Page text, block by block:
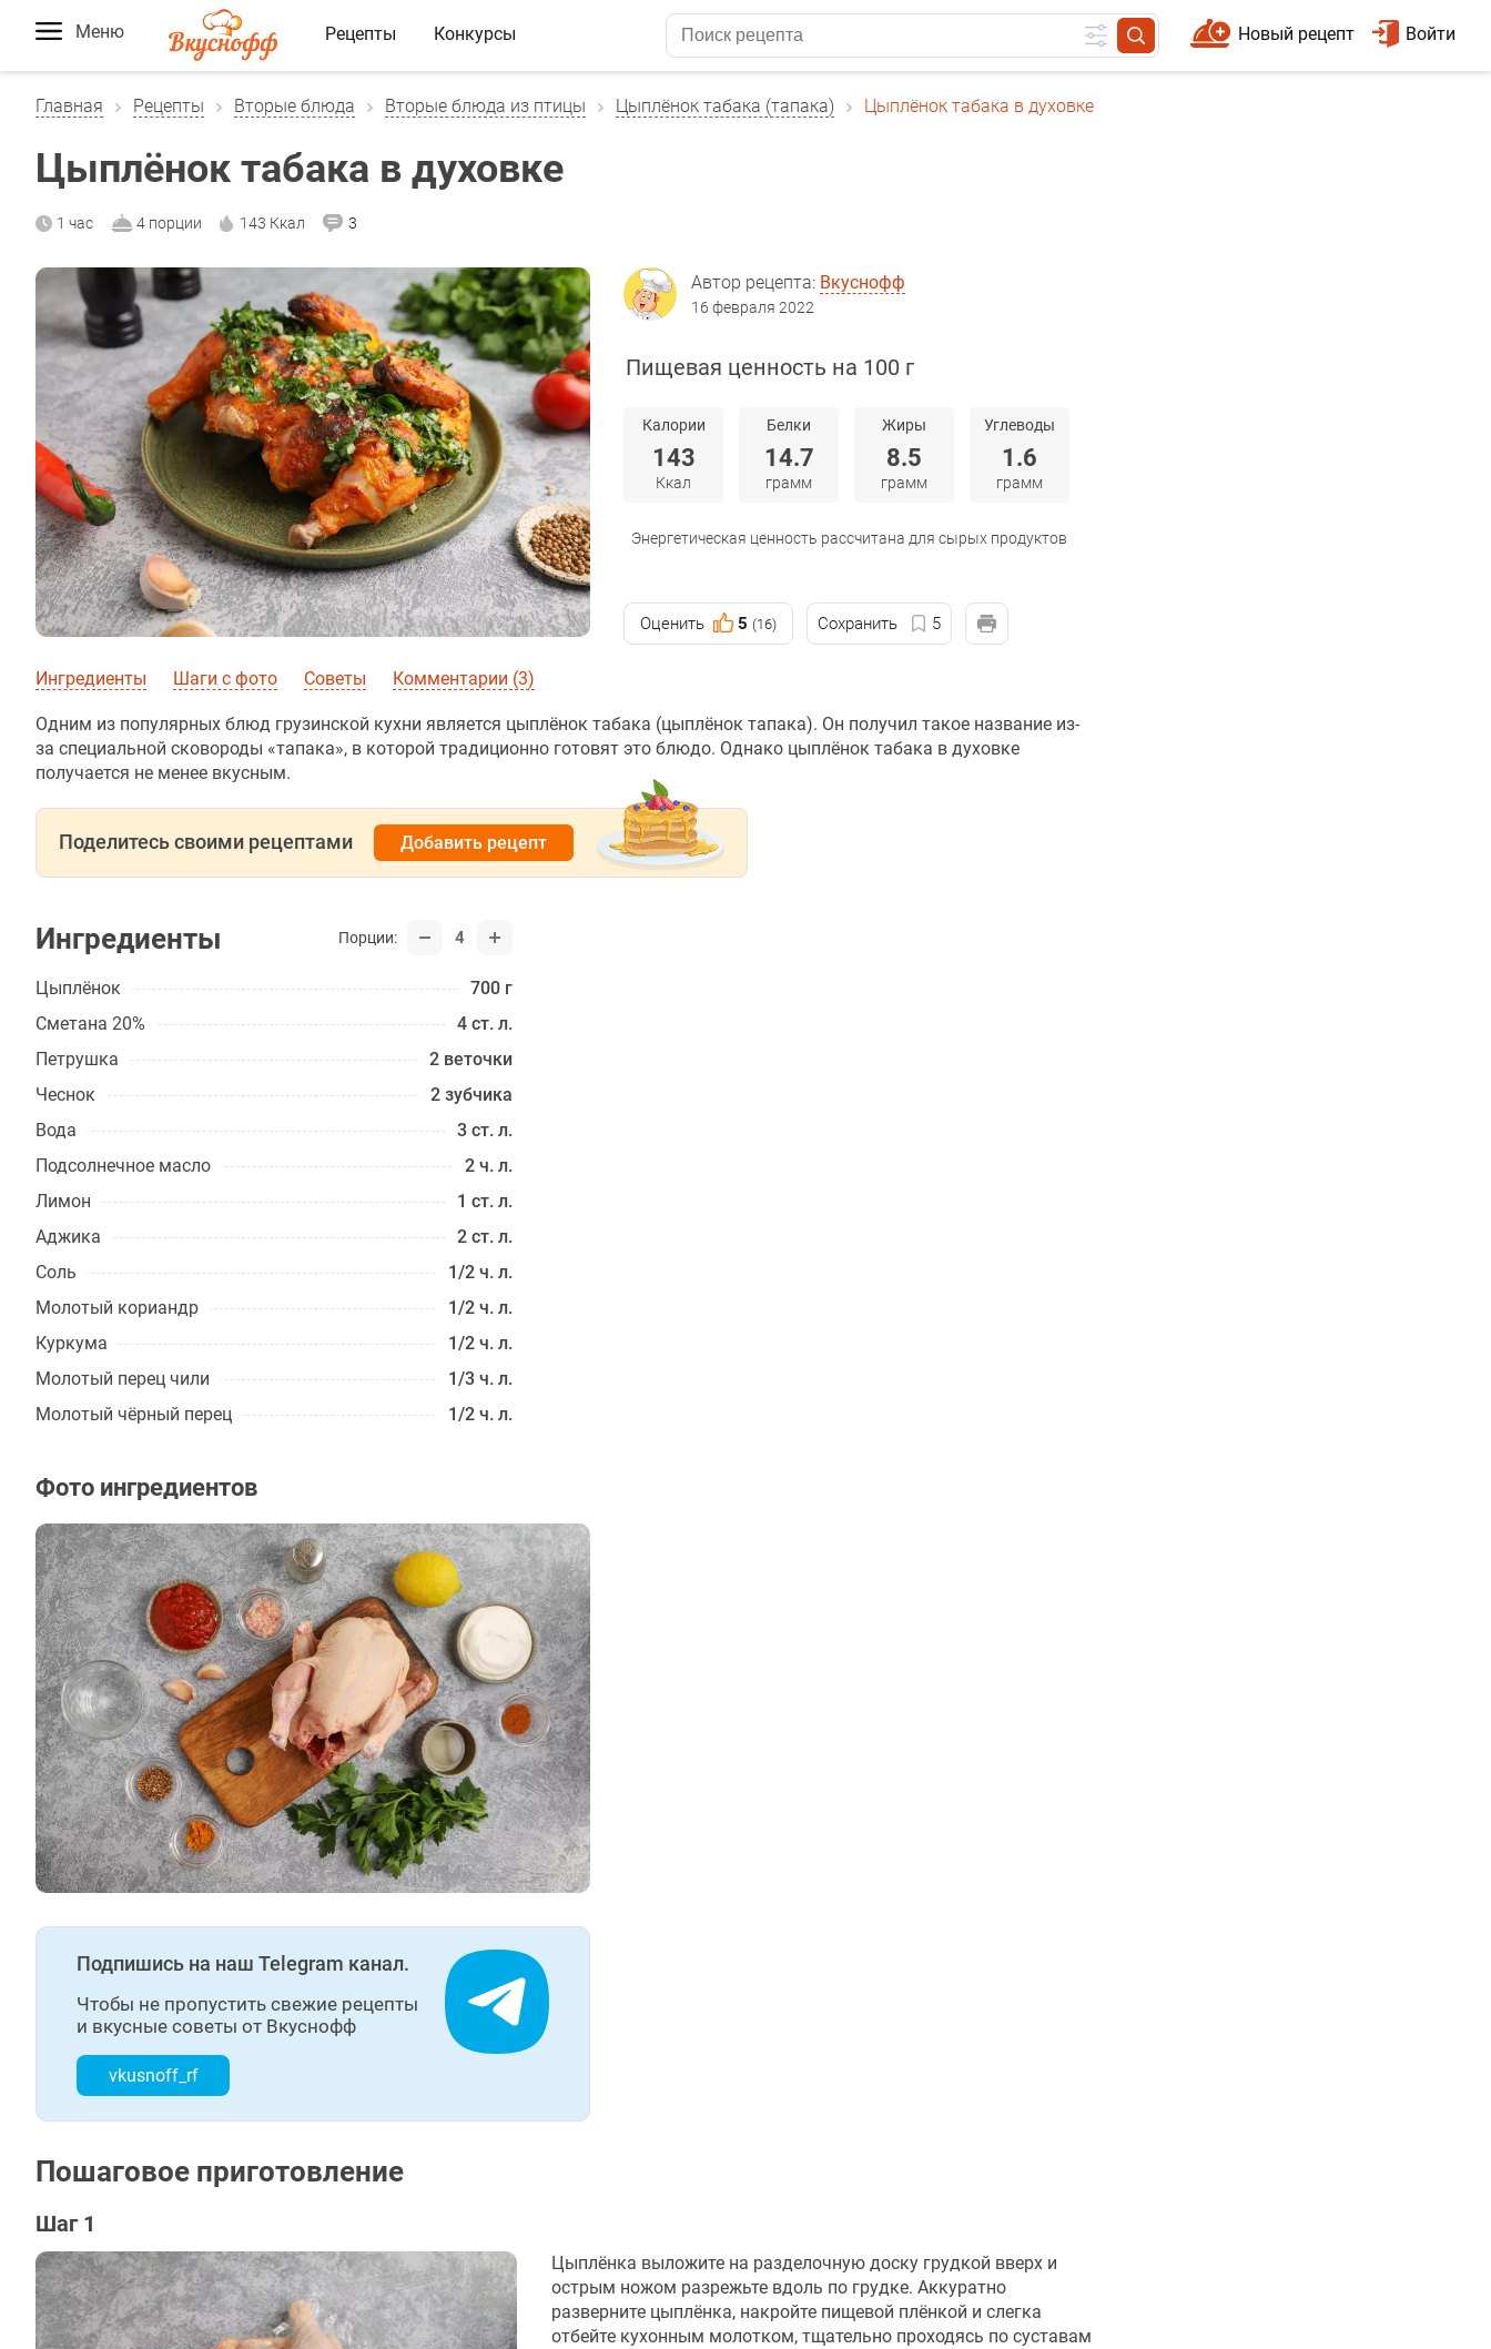
Меню Рецепты Конкурсы Войти
Новый рецепт
Главная Рецепты Вторые блюда Вторые блюда из птицы Цыплёнок табака (тапака) Цыплёнок табака в духовке
Цыплёнок табака в духовке
1 час 4 порции 143 Ккал 3
Автор рецепта: Вкуснофф
16 февраля 2022
Пищевая ценность на 100 г
Калории
143
Ккал
Белки
14.7
грамм
Жиры
8.5
грамм
Углеводы
1.6
грамм
Энергетическая ценность рассчитана для сырых продуктов
Оценить 5 (16) Сохранить 5
Ингредиенты Шаги с фото Советы Комментарии (3)
Одним из популярных блюд грузинской кухни является цыплёнок табака (цыплёнок тапака). Он получил такое название из-
за специальной сковороды «тапака», в которой традиционно готовят это блюдо. Однако цыплёнок табака в духовке
получается не менее вкусным.
Поделитесь своими рецептами Добавить рецепт
Ингредиенты Порции: 4
Цыплёнок
700 г
Сметана 20%
4 ст. л.
Петрушка
2 веточки
Чеснок
2 зубчика
Вода
3 ст. л.
Подсолнечное масло
2 ч. л.
Лимон
1 ст. л.
Аджика
2 ст. л.
Соль
1/2 ч. л.
Молотый кориандр
1/2 ч. л.
Куркума
1/2 ч. л.
Молотый перец чили
1/3 ч. л.
Молотый чёрный перец
1/2 ч. л.
Фото ингредиентов
Подпишись на наш Telegram канал.
Чтобы не пропустить свежие рецепты
и вкусные советы от Вкуснофф
vkusnoff_rf
Пошаговое приготовление
Шаг 1
Цыплёнка выложите на разделочную доску грудкой вверх и
острым ножом разрежьте вдоль по грудке. Аккуратно
разверните цыплёнка, накройте пищевой плёнкой и слегка
отбейте кухонным молотком, тщательно проходясь по суставам